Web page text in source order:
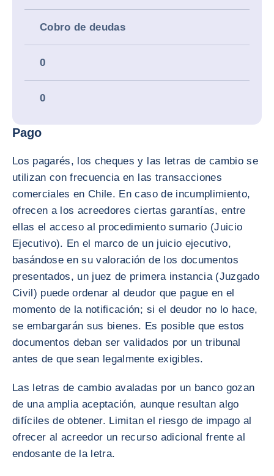
Cobro de deudas
0
0
Pago
Los pagarés, los cheques y las letras de cambio se
utilizan con frecuencia en las transacciones
comerciales en Chile. En caso de incumplimiento,
ofrecen a los acreedores ciertas garantías, entre
ellas el acceso al procedimiento sumario (Juicio
Ejecutivo). En el marco de un juicio ejecutivo,
basándose en su valoración de los documentos
presentados, un juez de primera instancia (Juzgado
Civil) puede ordenar al deudor que pague en el
momento de la notificación; si el deudor no lo hace,
se embargarán sus bienes. Es posible que estos
documentos deban ser validados por un tribunal
antes de que sean legalmente exigibles.
Las letras de cambio avaladas por un banco gozan
de una amplia aceptación, aunque resultan algo
difíciles de obtener. Limitan el riesgo de impago al
ofrecer al acreedor un recurso adicional frente al
endosante de la letra.